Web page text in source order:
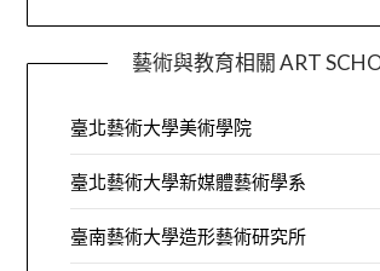
藝術與教育相關 ART
臺北藝術大學美術學院
臺北藝術大學新媒體藝術學系
臺南藝術大學造形藝術研究所